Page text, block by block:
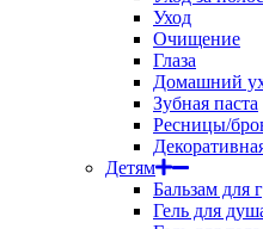
Уход
Очищение
Глаза
Домашний
Зубная паста
Ресницы/
Детям
Бальзам для
Гель для